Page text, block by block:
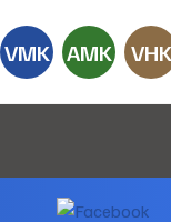
VMK AMK VHK